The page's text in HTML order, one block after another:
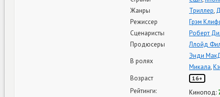
Жанры
Триллер,
Режиссер
Грэм
Сценаристы
Роберт
Продюсеры
Ллойд
В ролях
Энди
Микала,
Возраст
16+
Рейтинги: Кинопод: